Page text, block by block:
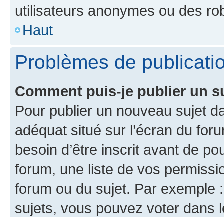
utilisateurs anonymes ou des
Haut
Problèmes de
Comment puis-je publier un
Pour publier un nouveau sujet
adéquat situé sur l’écran du
besoin d’être inscrit avant de
forum, une liste de vos
forum ou du sujet. Par exemple
sujets, vous pouvez voter dans